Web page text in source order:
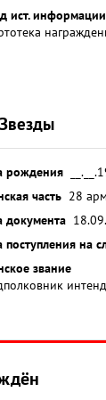
ист. информации
рождения
часть 28
документа
поступления на
звание